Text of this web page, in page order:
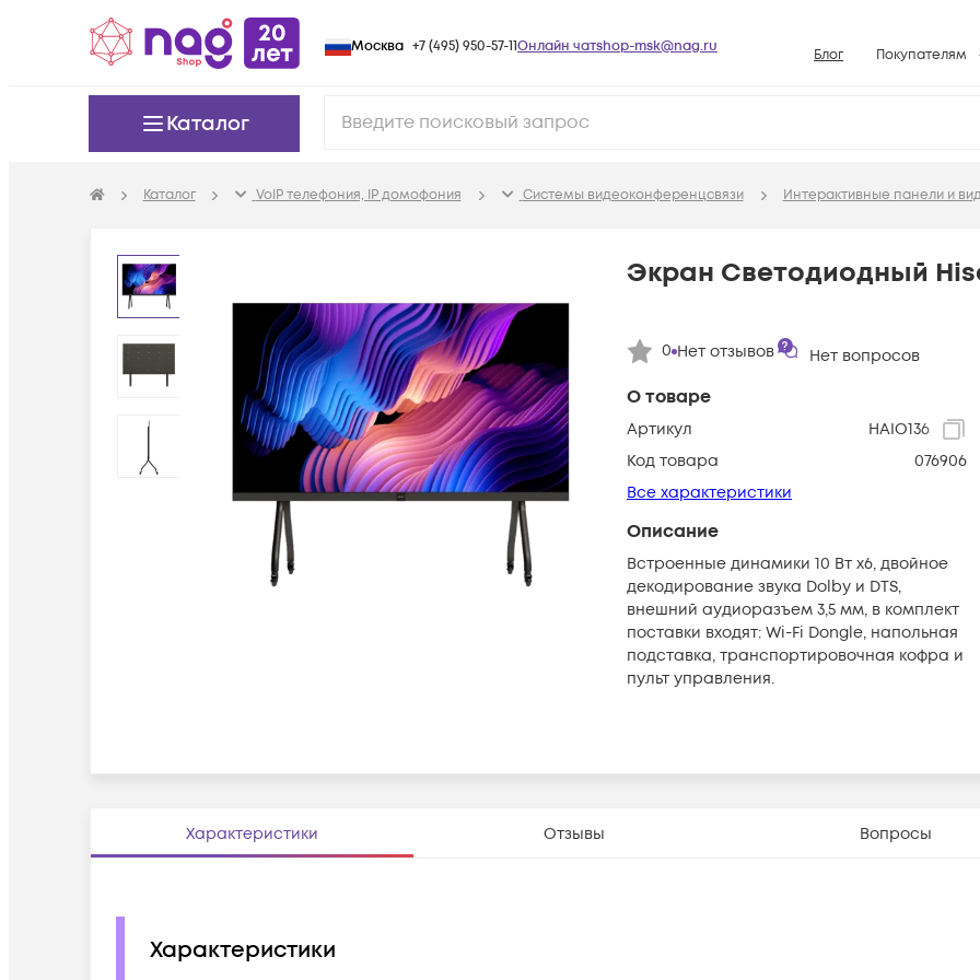
Москва +7 (495) 950-57-11Онлайн чатshop-msk@nag.ru Блог Покупателям
Условия
Возврат
База знаний
Каталог
Каталог VoIP телефония, IP домофония Системы видеоконференцсвязи Интерактивные панели и
О товаре
Артикул
HAIO136
Код товара
076906
Все характеристики
Описание
Встроенные динамики 10 Вт x6, двойное
декодирование звука Dolby и DTS,
внешний аудиоразъем 3,5 мм, в комплект
поставки входят: Wi-Fi Dongle, напольная
подставка, транспортировочная кофра и
пульт управления.
Экран Светодиодный
0 Нет отзывов Нет вопросов
Характеристики Отзывы Вопросы
Характеристики